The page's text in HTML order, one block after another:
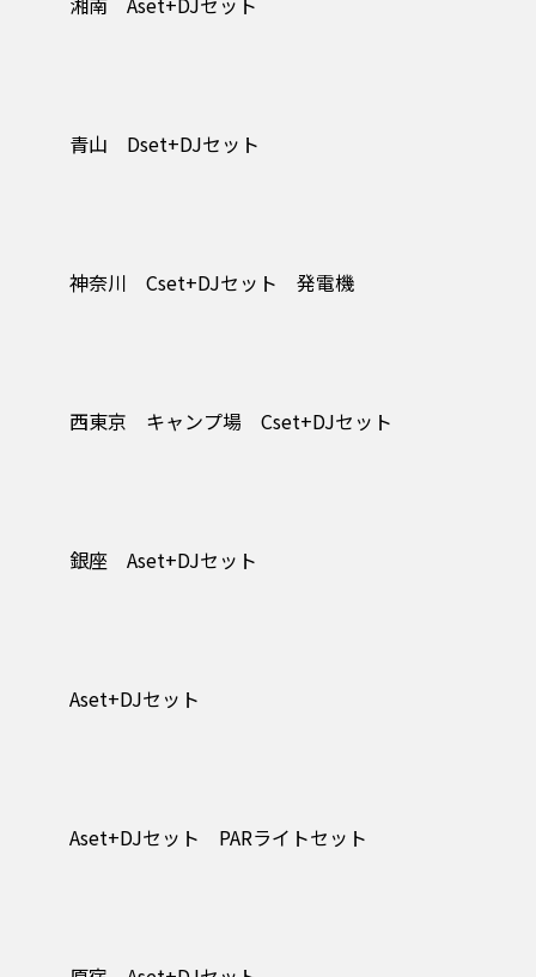
青山 Dset+DJセット
神奈川 Cset+DJセット 発電機
西東京 キャンプ場 Cset+DJセット
銀座 Aset+DJセット
Aset+DJセット
Aset+DJセット PARライトセット